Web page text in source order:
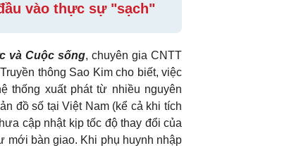
vào thực sự "sạch"
và Cuộc sống, chuyên gia CNTT
thông Sao Kim cho biết, việc
thống xuất phát từ nhiều nguyên
đồ số tại Việt Nam (kể cả khi tích
cập nhật kịp tốc độ thay đổi của
mới bàn giao. Khi phụ huynh nhập